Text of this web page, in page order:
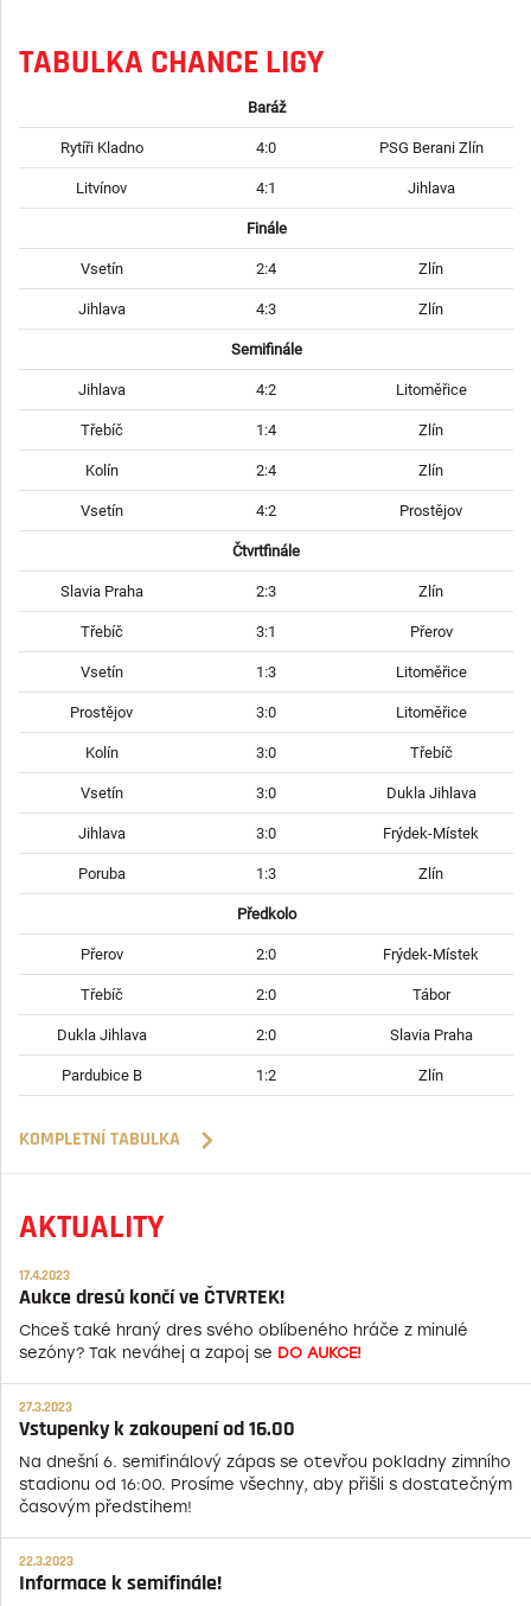
TABULKA CHANCE LIGY
Baráž
Rytíři Kladno 4:0 PSG Berani Zlín
Litvínov 4:1 Jihlava
Finále
Vsetín 2:4 Zlín
Jihlava 4:3 Zlín
Semifinále
Jihlava 4:2 Litoměřice
Třebíč 1:4 Zlín
Kolín 2:4 Zlín
Vsetín 4:2 Prostějov
Čtvrtfinále
Slavia Praha 2:3 Zlín
Třebíč 3:1 Přerov
Vsetín 1:3 Litoměřice
Prostějov 3:0 Litoměřice
Kolín 3:0 Třebíč
Vsetín 3:0 Dukla Jihlava
Jihlava 3:0 Frýdek-Místek
Poruba 1:3 Zlín
Předkolo
Přerov 2:0 Frýdek-Místek
Třebíč 2:0 Tábor
Dukla Jihlava 2:0 Slavia Praha
Pardubice B 1:2 Zlín
KOMPLETNÍ TABULKA
AKTUALITY
17.4.2023
Aukce dresů končí ve ČTVRTEK!
Chceš také hraný dres svého oblíbeného hráče z minulé
sezóny? Tak neváhej a zapoj se DO AUKCE!
27.3.2023
Vstupenky k zakoupení od 16.00
Na dnešní 6. semifinálový zápas se otevřou pokladny zimního
stadionu od 16:00. Prosíme všechny, aby přišli s dostatečným
časovým předstihem!
22.3.2023
Informace k semifinále!